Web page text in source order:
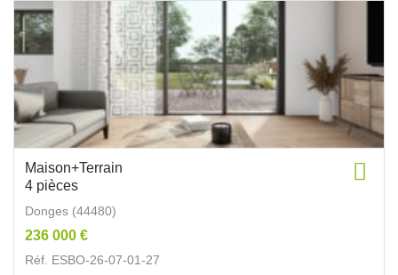
Maison+Terrain
4 pièces
Donges (44480)
236 000 €
Réf. ESBO-26-07-01-27